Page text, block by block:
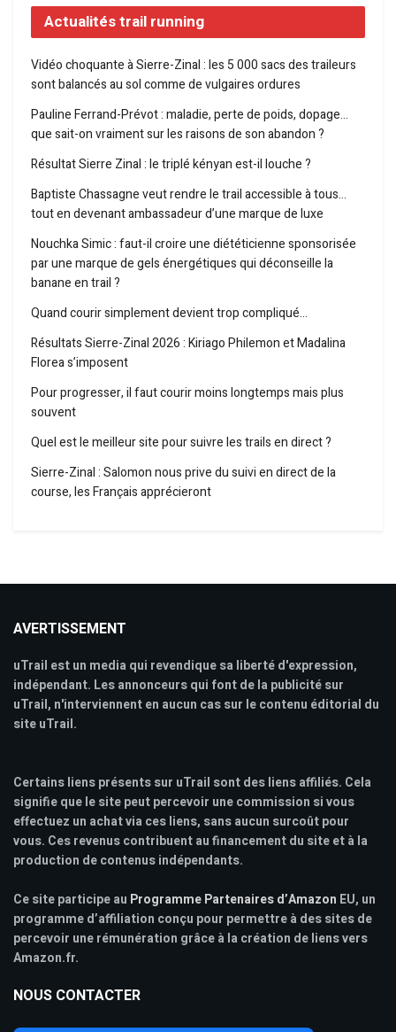
Actualités trail running
Vidéo choquante à Sierre-Zinal : les 5 000 sacs des traileurs
sont balancés au sol comme de vulgaires ordures
Pauline Ferrand-Prévot : maladie, perte de poids, dopage…
que sait-on vraiment sur les raisons de son abandon ?
Résultat Sierre Zinal : le triplé kényan est-il louche ?
Baptiste Chassagne veut rendre le trail accessible à tous…
tout en devenant ambassadeur d’une marque de luxe
Nouchka Simic : faut-il croire une diététicienne sponsorisée
par une marque de gels énergétiques qui déconseille la
banane en trail ?
Quand courir simplement devient trop compliqué…
Résultats Sierre-Zinal 2026 : Kiriago Philemon et Madalina
Florea s’imposent
Pour progresser, il faut courir moins longtemps mais plus
souvent
Quel est le meilleur site pour suivre les trails en direct ?
Sierre-Zinal : Salomon nous prive du suivi en direct de la
course, les Français apprécieront
AVERTISSEMENT
uTrail est un media qui revendique sa liberté d'expression,
indépendant. Les annonceurs qui font de la publicité sur
uTrail, n'interviennent en aucun cas sur le contenu éditorial du
site uTrail.
Certains liens présents sur uTrail sont des liens affiliés. Cela
signifie que le site peut percevoir une commission si vous
effectuez un achat via ces liens, sans aucun surcoût pour
vous. Ces revenus contribuent au financement du site et à la
production de contenus indépendants.
Ce site participe au Programme Partenaires d’Amazon EU, un
programme d’affiliation conçu pour permettre à des sites de
percevoir une rémunération grâce à la création de liens vers
Amazon.fr.
NOUS CONTACTER